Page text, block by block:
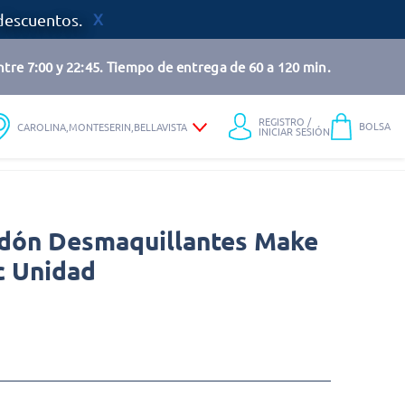
7:00 y 22:45. Tiempo de entrega de 60 a 120 min.
CAROLINA,MONTESERIN,BELLAVISTA REGISTRO /
INICIAR SESIÓN BOLSA
Desmaquillantes Make
Unidad